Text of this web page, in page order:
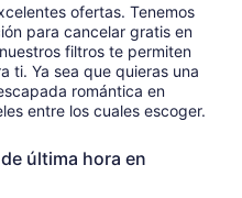
ofertas. Tenemos
para cancelar gratis en
filtros te permiten
ti. Ya sea que quieras una
romántica en
entre los cuales escoger.
última hora en